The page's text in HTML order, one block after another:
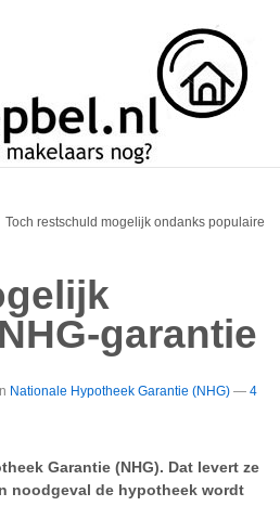
Toch restschuld mogelijk ondanks populaire
garantie
Nationale Hypotheek Garantie (NHG) — 4
Garantie (NHG). Dat levert ze
noodgeval de hypotheek wordt